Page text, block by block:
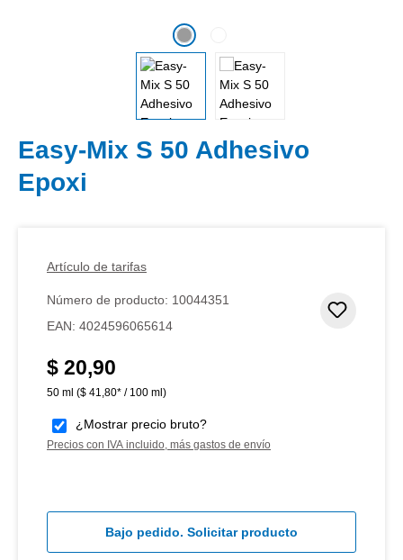
Easy-Mix S 50 Adhesivo
Epoxi
Artículo de tarifas
Número de producto: 10044351
EAN: 4024596065614
Precio normal:
$ 20,90
50 ml ($ 41,80* / 100 ml)
¿Mostrar precio bruto?
Precios con IVA incluido, más gastos de envío
Bajo pedido. Solicitar producto